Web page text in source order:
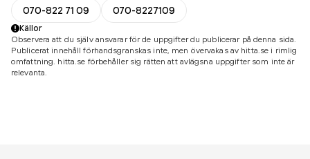
070-822 71 09
070-8227109
Källor
Observera att du själv ansvarar för de uppgifter du publicerar på denna sida.
Publicerat innehåll förhandsgranskas inte, men övervakas av hitta.se i rimlig
omfattning. hitta.se förbehåller sig rätten att avlägsna uppgifter som inte är
relevanta.